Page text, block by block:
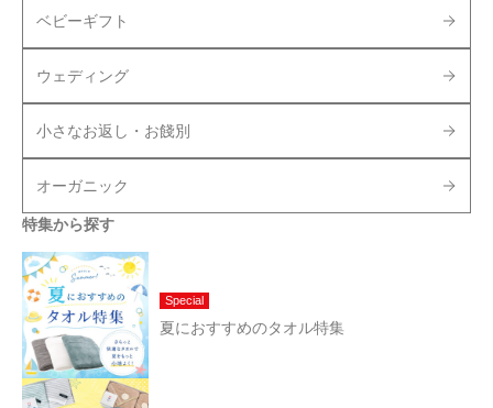
ベビーギフト
ウェディング
小さなお返し・お餞別
オーガニック
特集から探す
Special
夏におすすめのタオル特集